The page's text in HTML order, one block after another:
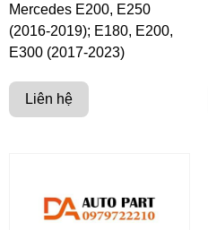
Mercedes E200, E250
(2016-2019); E180, E200,
E300 (2017-2023)
Liên hệ